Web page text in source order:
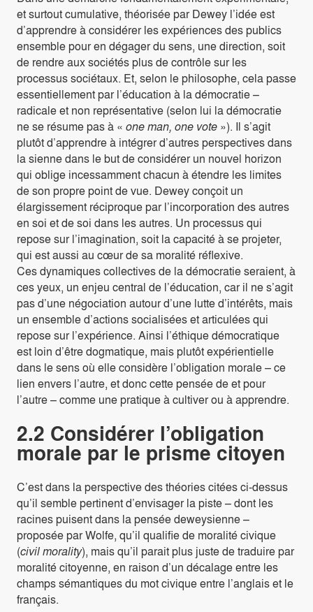
et surtout cumulative, théorisée par Dewey l’idée est
d’apprendre à considérer les expériences des publics
ensemble pour en dégager du sens, une direction, soit
de rendre aux sociétés plus de contrôle sur les
processus sociétaux. Et, selon le philosophe, cela passe
essentiellement par l’éducation à la démocratie –
radicale et non représentative (selon lui la démocratie
ne se résume pas à « one man, one vote »). Il s’agit
plutôt d’apprendre à intégrer d’autres perspectives dans
la sienne dans le but de considérer un nouvel horizon
qui oblige incessamment chacun à étendre les limites
de son propre point de vue. Dewey conçoit un
élargissement réciproque par l’incorporation des autres
en soi et de soi dans les autres. Un processus qui
repose sur l’imagination, soit la capacité à se projeter,
qui est aussi au cœur de sa moralité réflexive.
Ces dynamiques collectives de la démocratie seraient, à
ces yeux, un enjeu central de l’éducation, car il ne s’agit
pas d’une négociation autour d’une lutte d’intérêts, mais
un ensemble d’actions socialisées et articulées qui
repose sur l’expérience. Ainsi l’éthique démocratique
est loin d’être dogmatique, mais plutôt expérientielle
dans le sens où elle considère l’obligation morale – ce
lien envers l’autre, et donc cette pensée de et pour
l’autre – comme une pratique à cultiver ou à apprendre.
2.2 Considérer l’obligation
morale par le prisme citoyen
C’est dans la perspective des théories citées ci-dessus
qu’il semble pertinent d’envisager la piste – dont les
racines puisent dans la pensée deweysienne –
proposée par Wolfe, qu’il qualifie de moralité civique
(civil morality), mais qu’il parait plus juste de traduire par
moralité citoyenne, en raison d’un décalage entre les
champs sémantiques du mot civique entre l’anglais et le
français.